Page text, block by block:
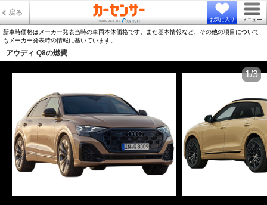
戻る
お気に入り メニュー
新車時価格はメーカー発表当時の車両本体価格です。また基本情報など、その他の項目について
もメーカー発表時の情報に基いています。
アウディ Q8の燃費
1/3